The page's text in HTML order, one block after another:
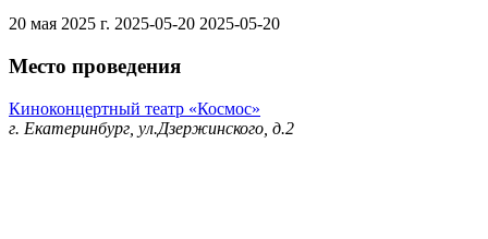
20 мая 2025 г. 2025-05-20 2025-05-20
Место проведения
Киноконцертный театр «Космос»
г. Екатеринбург, ул.Дзержинского, д.2